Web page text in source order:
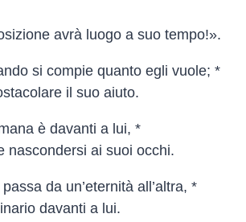
avrà luogo a suo tempo!».
si compie quanto egli vuole; *
il suo aiuto.
è davanti a lui, *
nascondersi ai suoi occhi.
da un’eternità all’altra, *
davanti a lui.